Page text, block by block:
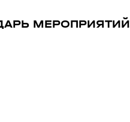
МЕРОПРИЯТИЙ